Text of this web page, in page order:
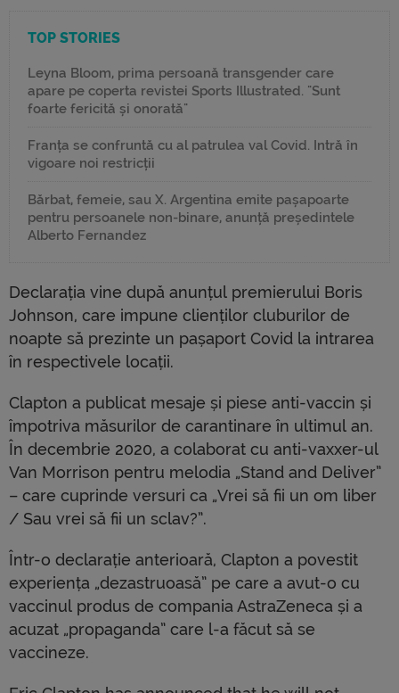
TOP STORIES
Leyna Bloom, prima persoană transgender care
apare pe coperta revistei Sports Illustrated. "Sunt
foarte fericită și onorată"
Franța se confruntă cu al patrulea val Covid. Intră în
vigoare noi restricții
Bărbat, femeie, sau X. Argentina emite pașapoarte
pentru persoanele non-binare, anunță președintele
Alberto Fernandez
Declarația vine după anunțul premierului Boris
Johnson, care impune clienților cluburilor de
noapte să prezinte un pașaport Covid la intrarea
în respectivele locații.
Clapton a publicat mesaje și piese anti-vaccin și
împotriva măsurilor de carantinare în ultimul an.
În decembrie 2020, a colaborat cu anti-vaxxer-ul
Van Morrison pentru melodia „Stand and Deliver”
– care cuprinde versuri ca „Vrei să fii un om liber
/ Sau vrei să fii un sclav?”.
Într-o declarație anterioară, Clapton a povestit
experiența „dezastruoasă” pe care a avut-o cu
vaccinul produs de compania AstraZeneca și a
acuzat „propaganda” care l-a făcut să se
vaccineze.